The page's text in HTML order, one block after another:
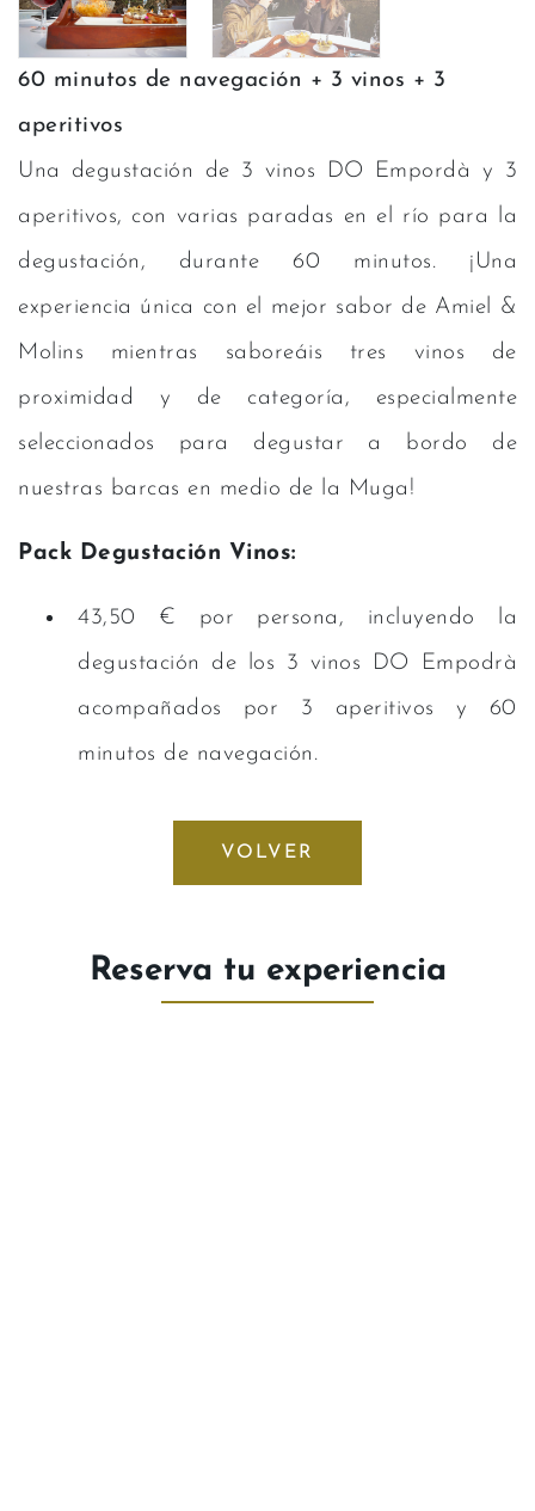
60 minutos de navegación + 3 vinos + 3
aperitivos
Una degustación de 3 vinos DO Empordà y 3
aperitivos, con varias paradas en el río para la
degustación, durante 60 minutos. ¡Una
experiencia única con el mejor sabor de Amiel &
Molins mientras saboreáis tres vinos de
proximidad y de categoría, especialmente
seleccionados para degustar a bordo de
nuestras barcas en medio de la Muga!
Pack Degustación Vinos:
43,50 € por persona, incluyendo la
degustación de los 3 vinos DO Empodrà
acompañados por 3 aperitivos y 60
minutos de navegación.
VOLVER
Reserva tu experiencia